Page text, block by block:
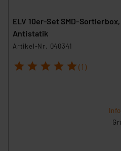
ELV 10er-Set SMD-
Antistatik
Artikel-Nr. 040341
1 2 3 4 5 (1)